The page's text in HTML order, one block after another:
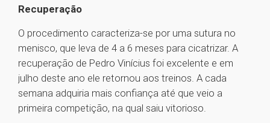
Recuperação
O procedimento caracteriza-se por uma sutura no
menisco, que leva de 4 a 6 meses para cicatrizar. A
recuperação de Pedro Vinícius foi excelente e em
julho deste ano ele retornou aos treinos. A cada
semana adquiria mais confiança até que veio a
primeira competição, na qual saiu vitorioso.